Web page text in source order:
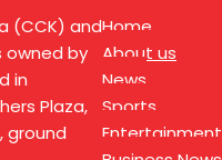
(CCK) and
owned by
in
Plaza,
ground
Home
About us
News
Sports
Entertainment